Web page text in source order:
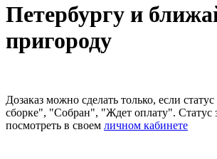
Петербургу и
пригороду
Дозаказ можно сделать только, если
сборке", "Собран", "Ждет оплату". Статус
посмотреть в своем личном кабинете